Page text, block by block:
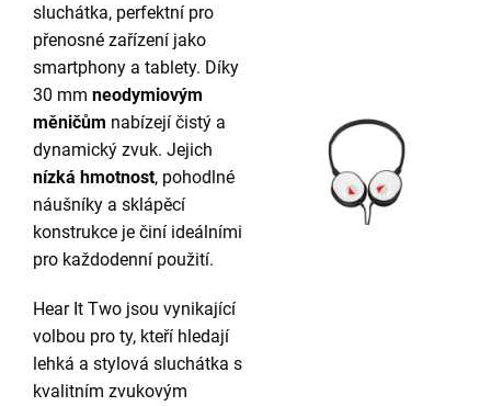
sluchátka, perfektní pro
přenosné zařízení jako
smartphony a tablety. Díky
30 mm neodymiovým
měničům nabízejí čistý a
dynamický zvuk. Jejich
nízká hmotnost, pohodlné
náušníky a sklápěcí
konstrukce je činí ideálními
pro každodenní použití.
Hear It Two jsou vynikající
volbou pro ty, kteří hledají
lehká a stylová sluchátka s
kvalitním zvukovým